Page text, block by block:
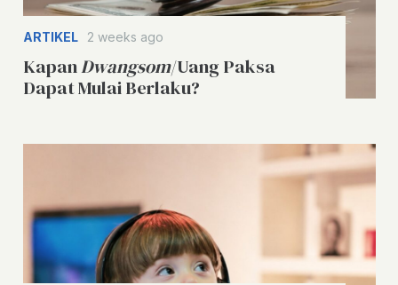
ARTIKEL 2 weeks ago
KapanDwangsom/Uang Paksa
Dapat Mulai Berlaku?